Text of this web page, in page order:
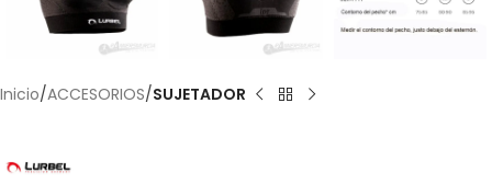
Inicio ACCESORIOS SUJETADOR